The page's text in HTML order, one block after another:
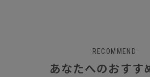
RECOMMEND
あなたへのおすす